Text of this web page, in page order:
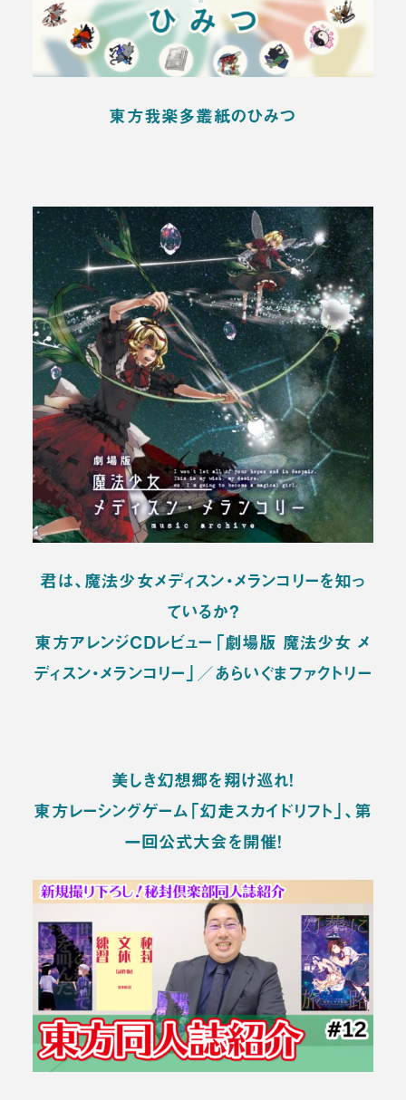
東方我楽多叢紙のひみつ
君は、魔法少女メディスン・メランコリーを知っ
ているか？
東方アレンジCDレビュー「劇場版 魔法少女 メ
ディスン・メランコリー」／あらいぐまファクトリー
美しき幻想郷を翔け巡れ！
東方レーシングゲーム「幻走スカイドリフト」、第
一回公式大会を開催！